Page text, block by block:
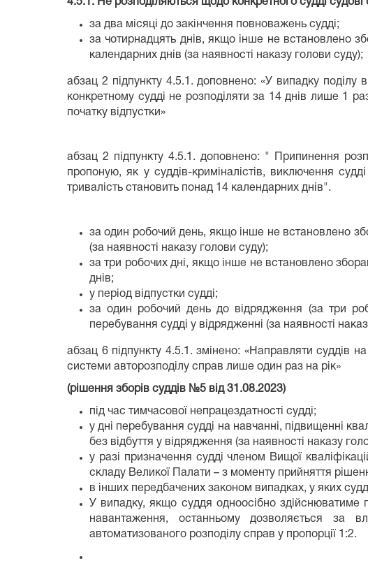
за два місяці до закінчення повноважень судді;
за чотирнадцять днів, якщо інше не встановлено
календарних днів (за наявності наказу голови суду);
абзац 2 підпункту 4.5.1. доповнено: «У випадку поділу
конкретному судді не розподіляти за 14 днів лише 1
початку відпустки»
(рішення зборів
абзац 2 підпункту 4.5.1. доповнено: " Припинення
пропоную, як у суддів-криміналістів, виключення
тривалість становить понад 14 календарних днів".
за один робочий день, якщо інше не встановлено
(за наявності наказу голови суду);
за три робочих дні, якщо інше не встановлено
днів;
у період відпустки судді;
за один робочий день до відрядження (за три
перебування судді у відрядженні (за наявності
абзац 6 підпункту 4.5.1. змінено: «Направляти суддів
системи авторозподілу справ лише один раз на рік»
(рішення зборів суддів №5 від 31.08.2023)
під час тимчасової непрацездатності судді;
у дні перебування судді на навчанні, підвищенні
без відбуття у відрядження (за наявності наказу
у разі призначення судді членом Вищої
складу Великої Палати – з моменту прийняття
в інших передбачених законом випадках, у яких
У випадку, якщо суддя одноосібно здійснюватиме
навантаження, останньому дозволяється за
автоматизованого розподілу справ у пропорції 1:2.